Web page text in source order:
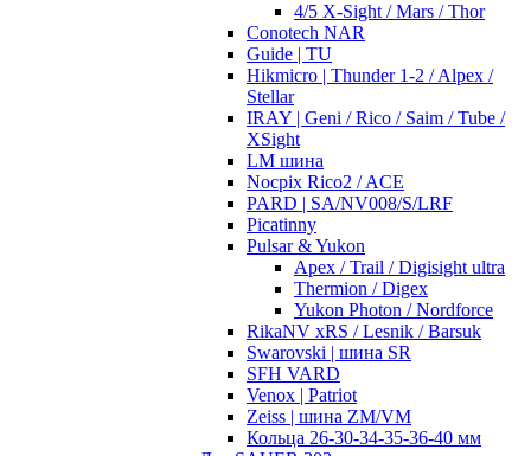
4/5 X-Sight / Mars / Thor
Conotech NAR
Guide | TU
Hikmicro | Thunder 1-2 / Alpex /
Stellar
IRAY | Geni / Rico / Saim / Tube /
XSight
LM шина
Nocpix Rico2 / ACE
PARD | SA/NV008/S/LRF
Picatinny
Pulsar & Yukon
Apex / Trail / Digisight ultra
Thermion / Digex
Yukon Photon / Nordforce
RikaNV xRS / Lesnik / Barsuk
Swarovski | шина SR
SFH VARD
Venox | Patriot
Zeiss | шина ZM/VM
Кольца 26-30-34-35-36-40 мм